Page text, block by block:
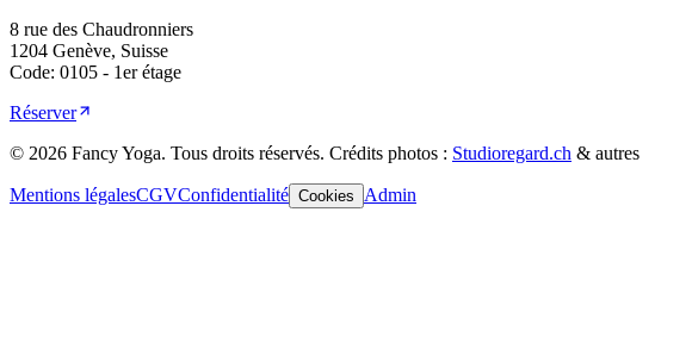
8 rue des Chaudronniers
1204 Genève, Suisse
Code: 0105 - 1er étage
Réserver
© 2026 Fancy Yoga. Tous droits réservés. Crédits photos : Studioregard.ch & autres
Mentions légalesCGVConfidentialité Cookies Admin